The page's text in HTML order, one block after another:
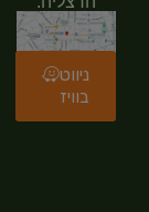
ניווט
בוויז